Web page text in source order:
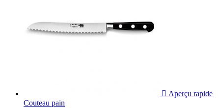
 Aperçu rapide
Couteau pain